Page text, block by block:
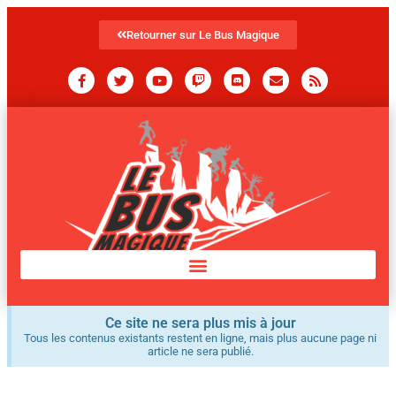
Retourner sur Le Bus Magique
Ce site ne sera plus mis à jour
Tous les contenus existants restent en ligne, mais plus aucune page ni
article ne sera publié.